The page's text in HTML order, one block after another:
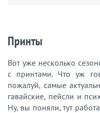
Принты
Вот уже несколько
с принтами. Что уж
пожалуй, самые
гавайские, пейсли и
Ну, вы поняли, тут